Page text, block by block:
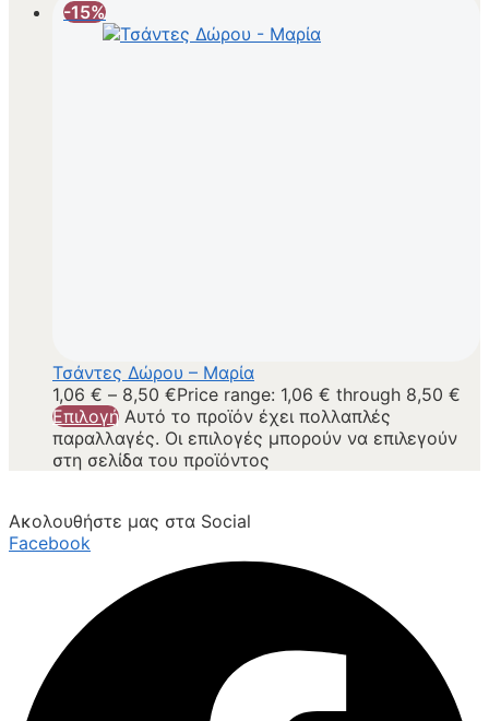
-15%
Τσάντες Δώρου – Μαρία
1,06 € – 8,50 €Price range: 1,06 € through 8,50 €
Επιλογή Αυτό το προϊόν έχει πολλαπλές
παραλλαγές. Οι επιλογές μπορούν να επιλεγούν
στη σελίδα του προϊόντος
Ακολουθήστε μας στα Social
Facebook